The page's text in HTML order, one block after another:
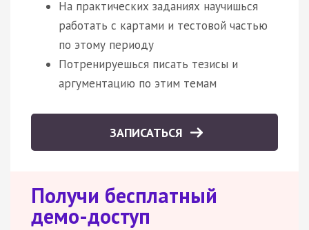
На практических заданиях научишься
работать с картами и тестовой частью
по этому периоду
Потренируешься писать тезисы и
аргументацию по этим темам
ЗАПИСАТЬСЯ
Получи бесплатный
демо-доступ